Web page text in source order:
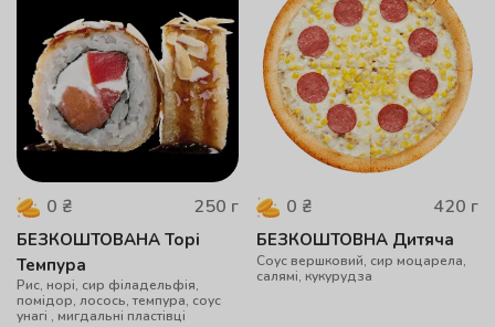
0 ₴ 250 г
БЕЗКОШТОВАНА Торі
Темпура
Рис, норі, сир філадельфія,
помідор, лосось, темпура, соус
унагі , мигдальні пластівці
0 ₴ 420 г
БЕЗКОШТОВНА Дитяча
Соус вершковий, сир моцарела,
салямі, кукурудза